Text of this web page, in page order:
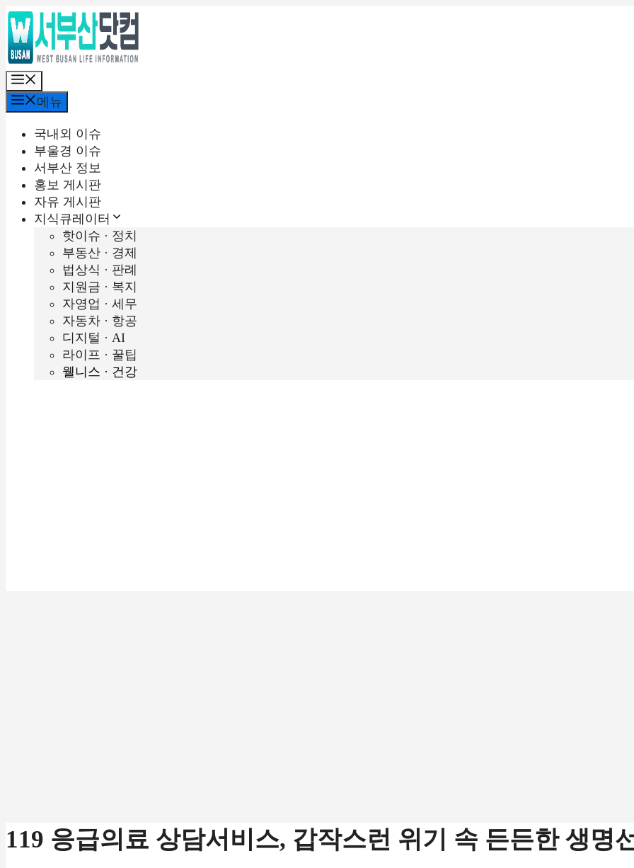
컨
텐
츠
로
건
너
뛰
뉴
메뉴
국내외 이슈
부울경 이슈
서부산 정보
홍보 게시판
자유 게시판
지식큐레이터
핫이슈 · 정치
부동산 · 경제
법상식 · 판례
지원금 · 복지
자영업 · 세무
자동차 · 항공
디지털 · AI
라이프 · 꿀팁
웰니스 · 건강
119 응급의료 상담서비스, 갑작스런 위기 속 든든한 생명